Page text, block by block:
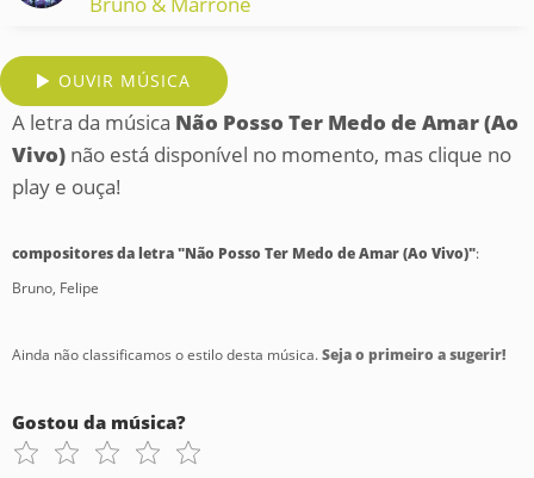
OUVIR MÚSICA
A letra da música Não Posso Ter Medo de Amar (Ao
Vivo) não está disponível no momento, mas clique no
play e ouça!
compositores da letra "Não Posso Ter Medo de Amar (Ao Vivo)":
Bruno, Felipe
Ainda não classificamos o estilo desta música.Seja o primeiro a sugerir!
Gostou da música?